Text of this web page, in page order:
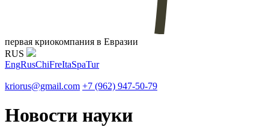
первая криокомпания в Евразии
RUS
EngRusChiFreItaSpaTur
kriorus@gmail.com +7 (962) 947-50-79
Новости науки